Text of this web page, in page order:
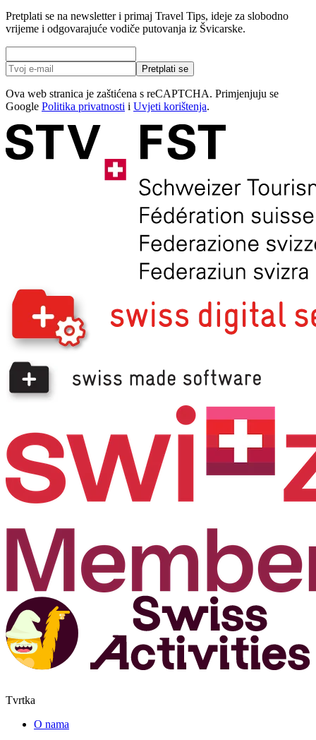
Pretplati se na newsletter i primaj Travel Tips, ideje za slobodno
vrijeme i odgovarajuće vodiče putovanja iz Švicarske.
Pretplati se
Ova web stranica je zaštićena s reCAPTCHA. Primjenjuju se
Google Politika privatnosti i Uvjeti korištenja.
Tvrtka
O nama